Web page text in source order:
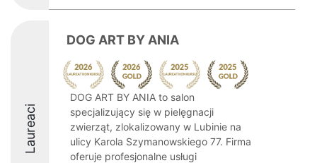
Laureaci
DOG ART BY ANIA
DOG ART BY ANIA to salon
specjalizujący się w pielęgnacji
zwierząt, zlokalizowany w Lubinie na
ulicy Karola Szymanowskiego 77. Firma
oferuje profesjonalne usługi